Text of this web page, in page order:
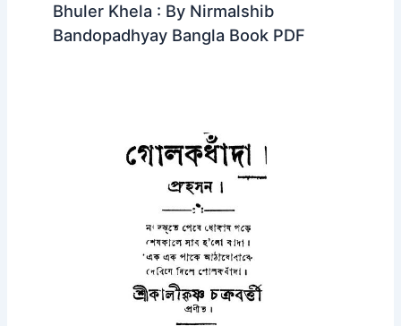
Bhuler Khela : By Nirmalshib
Bandopadhyay Bangla Book PDF